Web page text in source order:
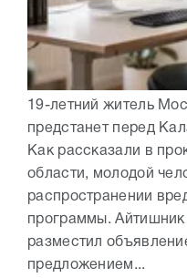
19-летний житель
предстанет перед
Как рассказали в
области, молодой
распространении
программы. Айтишник
разместил
предложением...